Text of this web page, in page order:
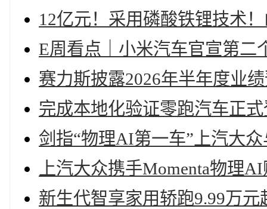
12亿元！采用磷酸铁锂技术
E周看点｜小米汽车官宣第二
赛力斯披露2026年半年度业
完成本地化验证零跑汽车正
剑指“物理AI第一车”上汽大
上汽大众携手Momenta物理
新生代智享家用轿跑9.99万